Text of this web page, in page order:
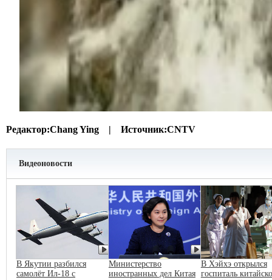
Редактор:Chang Ying | Источник:CNTV
Видеоновости
В Якутии разбился
самолёт Ил-18 с
Министерство
иностранных дел Китая
В Хэйхэ открылся
госпиталь